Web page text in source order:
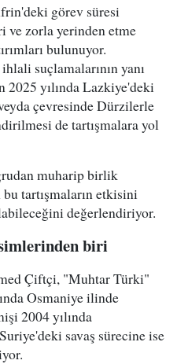
görev süresi
ve zorla yerinden etme
bulunuyor.
suçlamalarının yanı
2025 yılında Lazkiye'deki
çevresinde Dürzilerle
de tartışmalara yol
muharip birlik
bu tartışmaların etkisini
değerlendiriyor.
biri
Çiftçi, "Muhtar Türki"
Osmaniye ilinde
2004 yılında
savaş sürecine ise